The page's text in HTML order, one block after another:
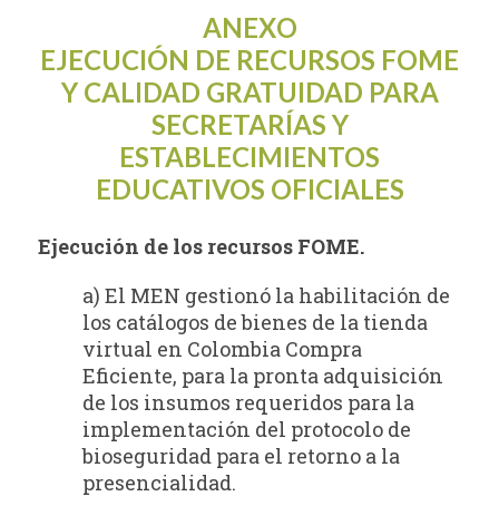
ANEXO
EJECUCIÓN DE RECURSOS FOME
Y CALIDAD GRATUIDAD PARA
SECRETARÍAS Y
ESTABLECIMIENTOS
EDUCATIVOS OFICIALES
Ejecución de los recursos FOME.
a) El MEN gestionó la habilitación de
los catálogos de bienes de la tienda
virtual en Colombia Compra
Eficiente, para la pronta adquisición
de los insumos requeridos para la
implementación del protocolo de
bioseguridad para el retorno a la
presencialidad.